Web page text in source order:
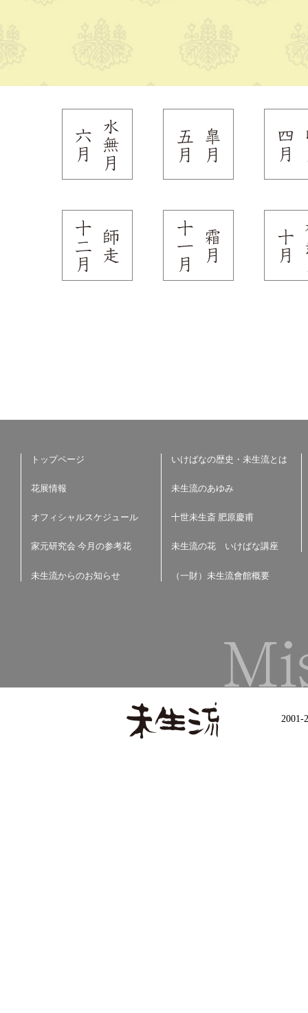
トップページ
花展情報
オフィシャルスケジュール
家元研究会 今月の参考花
未生流からのお知らせ
いけばなの歴史・未生流とは
未生流のあゆみ
十世未生斎 肥原慶甫
未生流の花 いけばな講座
（一財）未生流會館概要
2001-